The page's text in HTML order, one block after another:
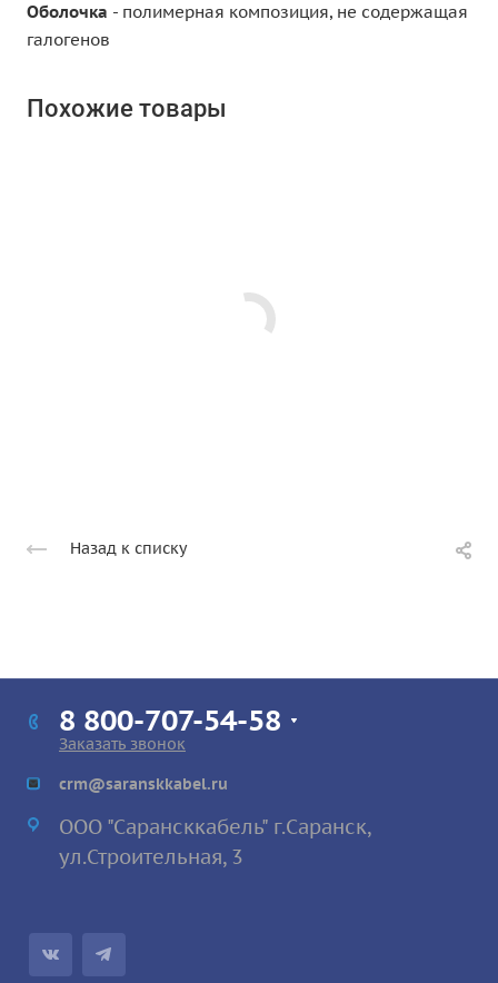
Оболочка - полимерная композиция, не содержащая
галогенов
Похожие товары
Назад к списку
8 800-707-54-58
Заказать звонок
crm@saranskkabel.ru
ООО "Сарансккабель" г.Саранск,
ул.Строительная, 3